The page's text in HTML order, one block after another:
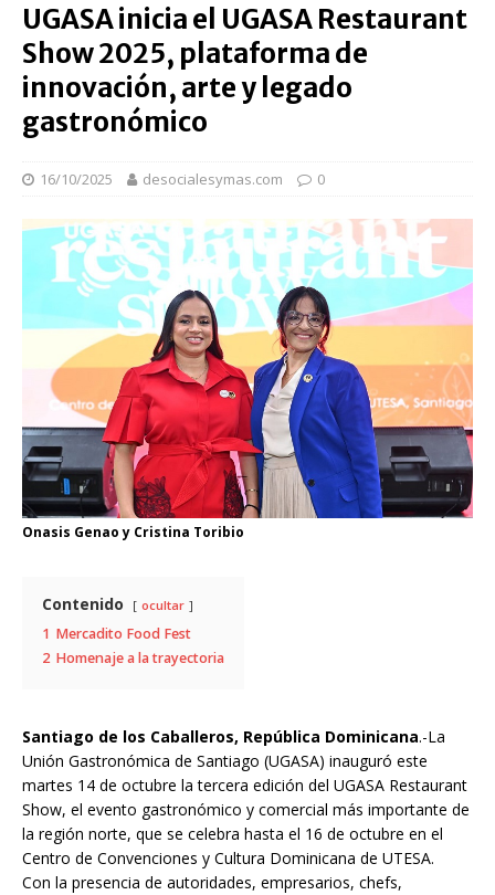
UGASA inicia el UGASA Restaurant
Show 2025, plataforma de
innovación, arte y legado
gastronómico
16/10/2025 desocialesymas.com 0
Onasis Genao y Cristina Toribio
Contenido ocultar
1 Mercadito Food Fest
2 Homenaje a la trayectoria
Santiago de los Caballeros, República Dominicana.-La
Unión Gastronómica de Santiago (UGASA) inauguró este
martes 14 de octubre la tercera edición del UGASA Restaurant
Show, el evento gastronómico y comercial más importante de
la región norte, que se celebra hasta el 16 de octubre en el
Centro de Convenciones y Cultura Dominicana de UTESA.
Con la presencia de autoridades, empresarios, chefs,